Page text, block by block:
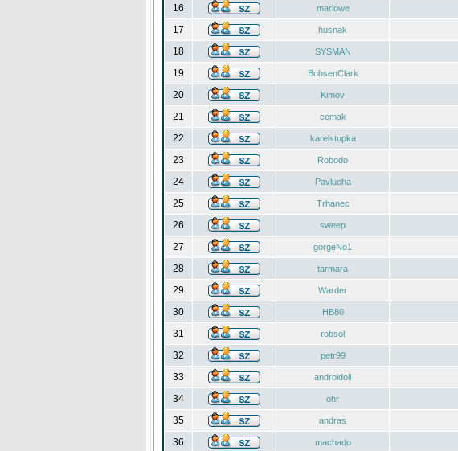
16
marlowe
17
husnak
18
SYSMAN
19
BobsenClark
20
Kimov
21
cemak
22
karelstupka
23
Robodo
24
Pavlucha
25
Trhanec
26
sweep
27
gorgeNo1
28
tarmara
29
Warder
30
HB80
31
robsol
32
petr99
33
androidoll
34
ohr
35
andras
36
machado